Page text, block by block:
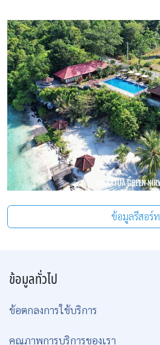
ข้อมูลรีสอร์ท
ข้อมูลทั่วไป
ข้อตกลงการใช้บริการ
คุณภาพการบริการของเรา